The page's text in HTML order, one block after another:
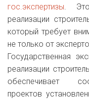
гос.экспертизы.
реализации
который требует
не только от
Государственная
реализации
обеспечивает
проектов